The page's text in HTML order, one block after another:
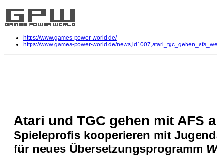
https://www.games-power-world.de/
https://www.games-power-world.de/
Atari und TGC gehen mit AFS
Spieleprofis kooperieren mit
für neues Übersetzungsprogramm